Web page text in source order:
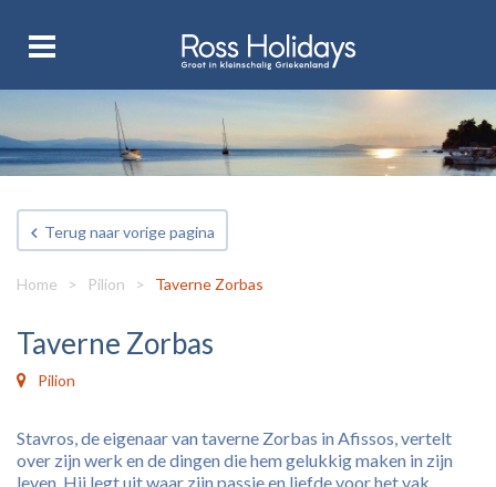
Terug naar vorige pagina
Home > Pilion > Taverne Zorbas
Taverne Zorbas
Pilion
Stavros, de eigenaar van taverne Zorbas in Afissos, vertelt
over zijn werk en de dingen die hem gelukkig maken in zijn
leven. Hij legt uit waar zijn passie en liefde voor het vak